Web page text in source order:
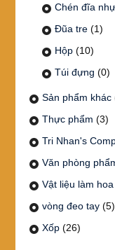
Chén đĩa
Đũa tre (1)
Hộp (10)
Túi đựng (0)
Sản phẩm khác
Thực phẩm (3)
Tri Nhan's
Văn phòng
Vật liệu làm
vòng đeo tay (5)
Xốp (26)